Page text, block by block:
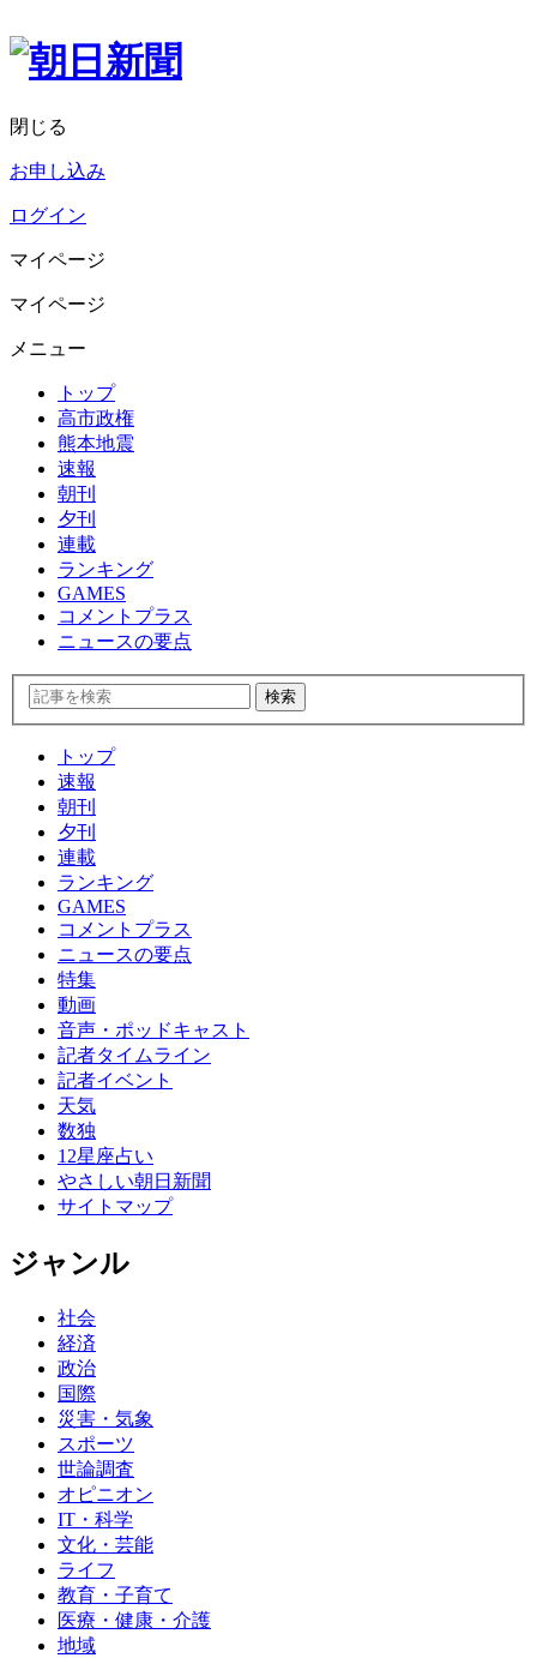
閉じる
お申し込み
ログイン
マイページ
マイページ
メニュー
トップ
高市政権
熊本地震
速報
朝刊
夕刊
連載
ランキング
GAMES
コメントプラス
ニュースの要点
トップ
速報
朝刊
夕刊
連載
ランキング
GAMES
コメントプラス
ニュースの要点
特集
動画
音声・ポッドキャスト
記者タイムライン
記者イベント
天気
数独
12星座占い
やさしい朝日新聞
サイトマップ
ジャンル
社会
経済
政治
国際
災害・気象
スポーツ
世論調査
オピニオン
IT・科学
文化・芸能
ライフ
教育・子育て
医療・健康・介護
地域